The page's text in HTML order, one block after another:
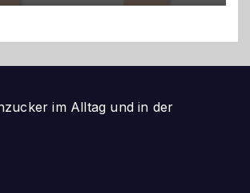
im Alltag und in der